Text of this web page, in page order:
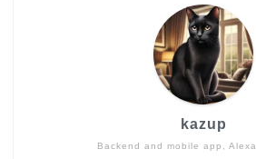
Backend and mobile app,
kazup